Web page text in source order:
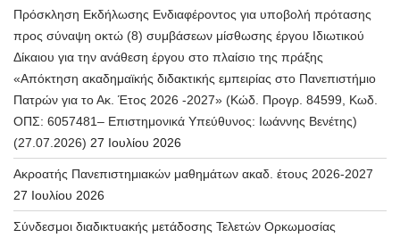
Πρόσκληση Εκδήλωσης Ενδιαφέροντος για υποβολή πρότασης
προς σύναψη οκτώ (8) συμβάσεων μίσθωσης έργου Ιδιωτικού
Δίκαιου για την ανάθεση έργου στο πλαίσιο της πράξης
«Απόκτηση ακαδημαϊκής διδακτικής εμπειρίας στο Πανεπιστήμιο
Πατρών για το Ακ. Έτος 2026 -2027» (Κώδ. Προγρ. 84599, Κωδ.
ΟΠΣ: 6057481– Επιστημονικά Υπεύθυνος: Ιωάννης Βενέτης)
(27.07.2026) 27 Ιουλίου 2026
Ακροατής Πανεπιστημιακών μαθημάτων ακαδ. έτους 2026-2027
27 Ιουλίου 2026
Σύνδεσμοι διαδικτυακής μετάδοσης Τελετών Ορκωμοσίας